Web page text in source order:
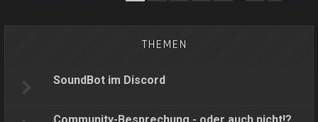
THEMEN
SoundBot im Discord